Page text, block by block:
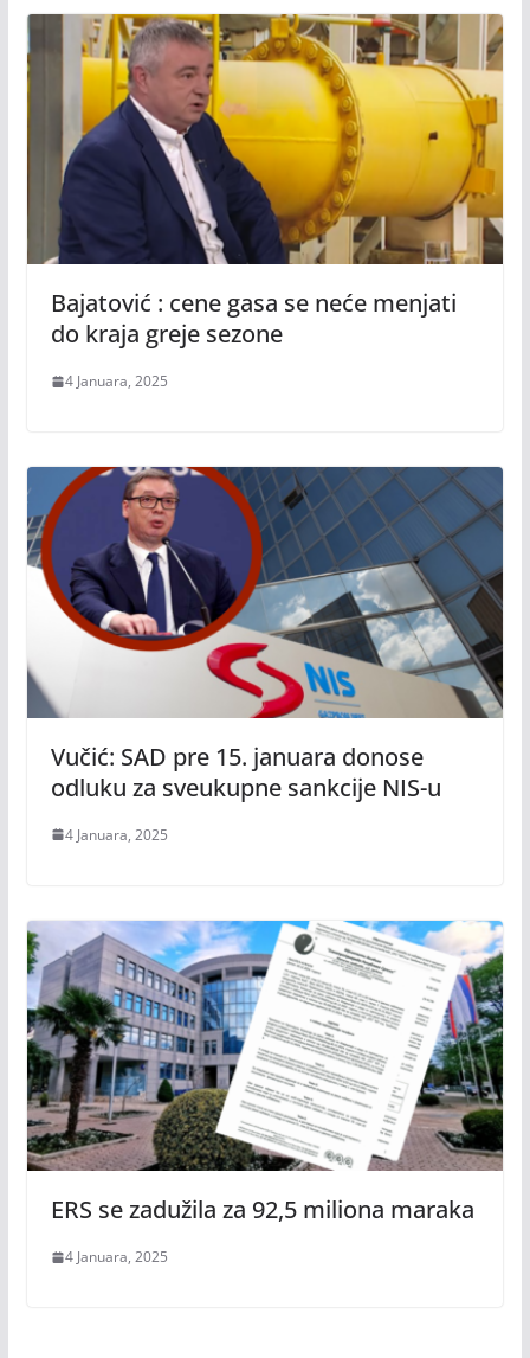
Bajatović : cene gasa se neće menjati
do kraja greje sezone
4 Januara, 2025
Vučić: SAD pre 15. januara donose
odluku za sveukupne sankcije NIS-u
4 Januara, 2025
ERS se zadužila za 92,5 miliona maraka
4 Januara, 2025